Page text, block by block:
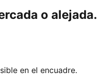
o alejada.
en el encuadre.